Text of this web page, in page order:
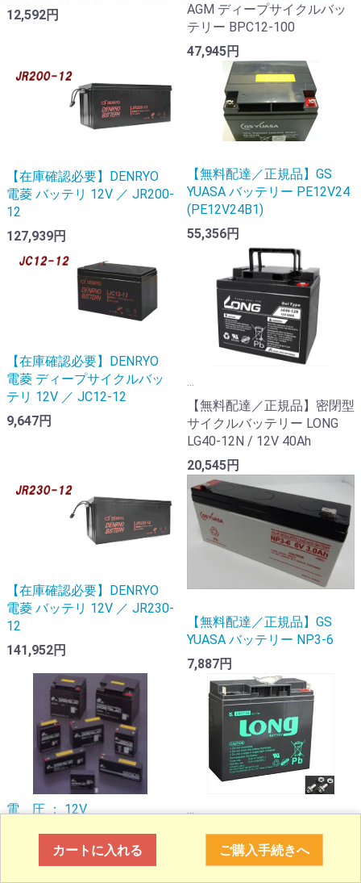
12,592円
AGM ディープサイクルバッ
テリー BPC12-100
47,945円
【在庫確認必要】DENRYO
電菱 バッテリ 12V ／ JR200-
12
127,939円
【無料配達／正規品】GS
YUASA バッテリー PE12V24
(PE12V24B1)
55,356円
【在庫確認必要】DENRYO
電菱 ディープサイクルバッ
テリ 12V ／ JC12-12
9,647円
...
【無料配達／正規品】密閉型
サイクルバッテリー LONG
LG40-12N / 12V 40Ah
20,545円
【在庫確認必要】DENRYO
電菱 バッテリ 12V ／ JR230-
12
141,952円
【無料配達／正規品】GS
YUASA バッテリー NP3-6
7,887円
電 圧 ： 12V
【無料配達／正規品】バッテ
リ G.S日本電池 PE12V40
...
【無料配達／正規品】密閉型
サイクルバッテリー LONG /
GEL型 LG17-12 / 12V 17Ah
カートに入れる ご購入手続きへ